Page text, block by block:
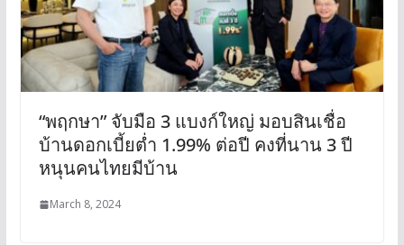
“พฤกษา” จับมือ 3 แบงก์ใหญ่ มอบสินเชื่อ
บ้านดอกเบี้ยต่ำ 1.99% ต่อปี คงที่นาน 3 ปี
หนุนคนไทยมีบ้าน
March 8, 2024